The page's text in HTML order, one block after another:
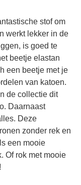
stof om
werkt lekker in de
is goed te
beetje elastan
een beetje met je
van katoen.
de collectie dit
Daarnaast
Deze
zonder rek en
een mooie
Of rok met mooie